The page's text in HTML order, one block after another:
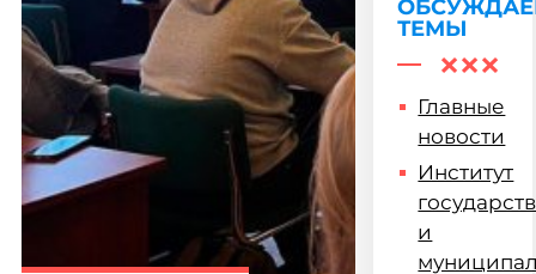
ТЕМЫ
Главные
новости
Институт
и